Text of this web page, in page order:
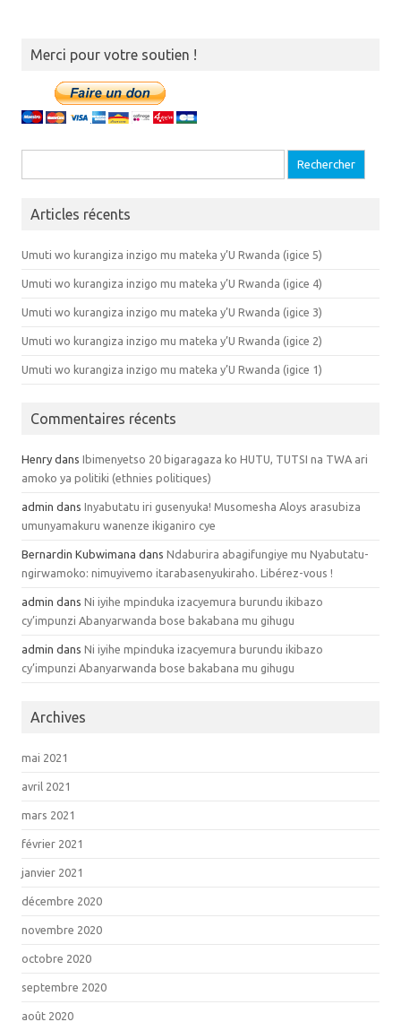
Merci pour votre soutien !
Articles récents
Umuti wo kurangiza inzigo mu mateka y’U Rwanda (igice 5)
Umuti wo kurangiza inzigo mu mateka y’U Rwanda (igice 4)
Umuti wo kurangiza inzigo mu mateka y’U Rwanda (igice 3)
Umuti wo kurangiza inzigo mu mateka y’U Rwanda (igice 2)
Umuti wo kurangiza inzigo mu mateka y’U Rwanda (igice 1)
Commentaires récents
Henry dans Ibimenyetso 20 bigaragaza ko HUTU, TUTSI na TWA ari
amoko ya politiki (ethnies politiques)
admin dans Inyabutatu iri gusenyuka! Musomesha Aloys arasubiza
umunyamakuru wanenze ikiganiro cye
Bernardin Kubwimana dans Ndaburira abagifungiye mu Nyabutatu-
ngirwamoko: nimuyivemo itarabasenyukiraho. Libérez-vous !
admin dans Ni iyihe mpinduka izacyemura burundu ikibazo
cy’impunzi Abanyarwanda bose bakabana mu gihugu
admin dans Ni iyihe mpinduka izacyemura burundu ikibazo
cy’impunzi Abanyarwanda bose bakabana mu gihugu
Archives
mai 2021
avril 2021
mars 2021
février 2021
janvier 2021
décembre 2020
novembre 2020
octobre 2020
septembre 2020
août 2020